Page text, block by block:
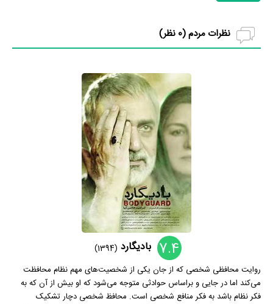
نظرات مردم (0 نظر)
7.4 بادیگارد (1394)
روایت محافظی شخصی که از جان یکی از شخصیت‌های مهم نظام محافظت
می‌کند اما در جایی و براساس حوادثی متوجه می‌شود که او بیش از آن که به
فکر نظام باشد به فکر منافع شخصی است. محافظ شخصی دچار تشکیک